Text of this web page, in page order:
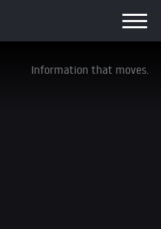
Information that moves.